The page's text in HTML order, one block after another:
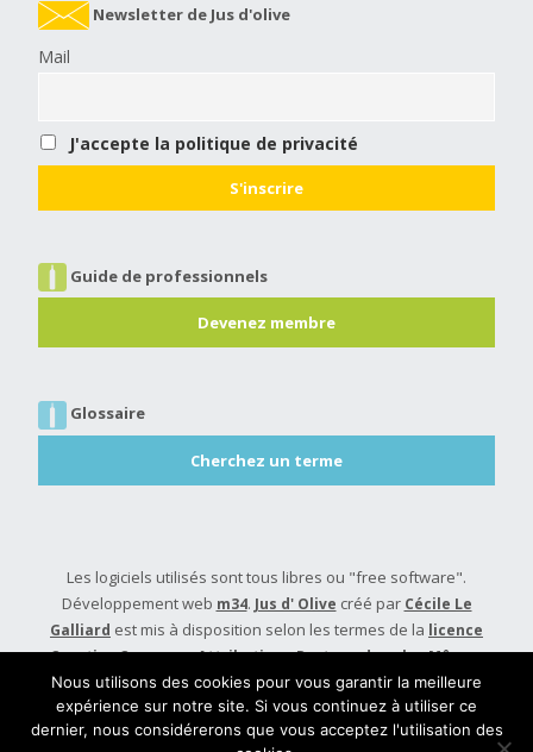
Newsletter de Jus d'olive
Mail
J'accepte la politique de privacité
Guide de professionnels
Devenez membre
Glossaire
Cherchez un terme
Les logiciels utilisés sont tous libres ou "free software".
Développement web m34. Jus d' Olive créé par Cécile Le
Galliard est mis à disposition selon les termes de la licence
Creative Commons Attribution - Partage dans les Mêmes
Conditions 4.0 International.
Built withMake. Your friendly WordPress page builder theme.
Nous utilisons des cookies pour vous garantir la meilleure
expérience sur notre site. Si vous continuez à utiliser ce
dernier, nous considérerons que vous acceptez l'utilisation des